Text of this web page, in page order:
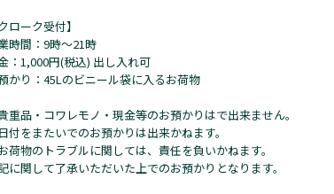
ローク受付】
時間：9時〜21時
：1,000円(税込) 出し入れ可
かり：45Lのビニール袋に入るお荷物
重品・コワレモノ・現金等のお預かりはで出来ません。
付をまたいでのお預かりは出来かねます。
荷物のトラブルに関しては、責任を負いかねます。
に関して了承いただいた上でのお預かりとなります。